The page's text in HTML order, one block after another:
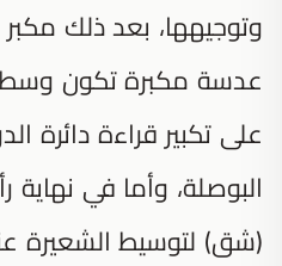
وتوجيهها، بعد ذلك
عدسة مكبرة تكون
على تكبير قراءة دائرة
البوصلة، وأما في
(شق) لتوسيط الشعيرة